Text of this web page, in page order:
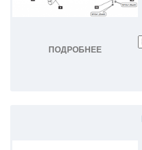
ПОДРОБНЕЕ